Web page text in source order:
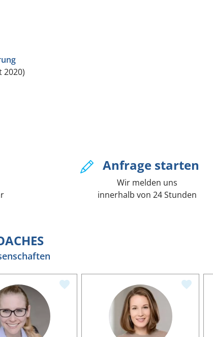
2020)
Anfrage starten
Wir melden uns
innerhalb von 24 Stunden